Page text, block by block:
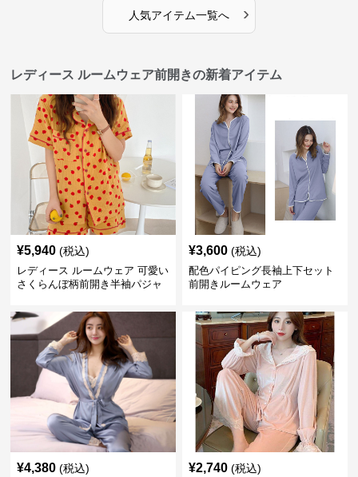
人気アイテム一覧へ ›
レディース ルームウェア前開きの新着アイテム
¥5,940 (税込)
レディース ルームウェア 可愛い
さくらんぼ柄前開き半袖パジャ
¥3,600 (税込)
配色パイピング長袖上下セット
前開きルームウェア
¥4,380 (税込) ¥2,740 (税込)